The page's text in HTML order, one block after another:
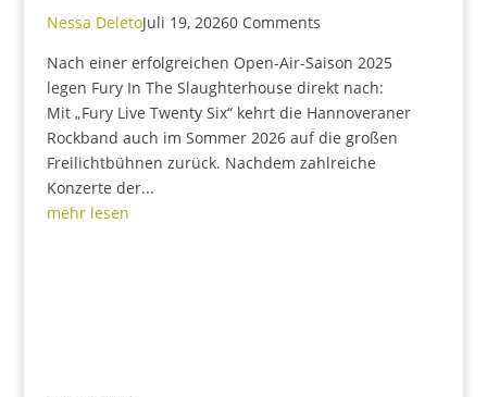
Nessa DeletoJuli 19, 20260 Comments
Nach einer erfolgreichen Open-Air-Saison 2025
legen Fury In The Slaughterhouse direkt nach:
Mit „Fury Live Twenty Six“ kehrt die Hannoveraner
Rockband auch im Sommer 2026 auf die großen
Freilichtbühnen zurück. Nachdem zahlreiche
Konzerte der...
mehr lesen